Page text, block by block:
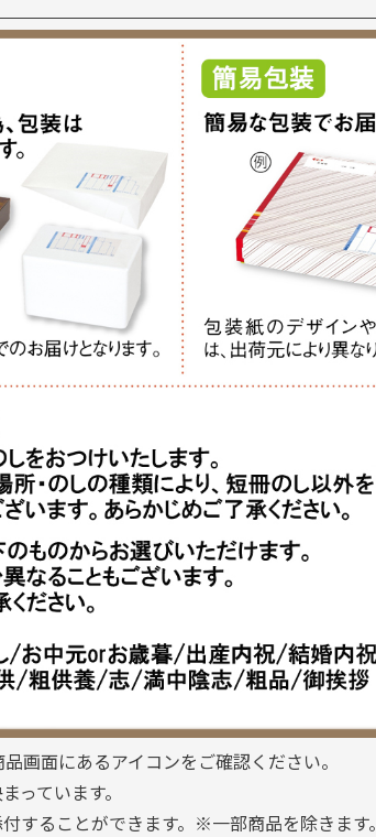
画面にあるアイコンをご確認ください。
っています。
することができます。※一部商品を除きます。